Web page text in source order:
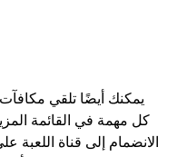
يمكنك أيضًا تلقي مكافآت
كل مهمة في القائمة المزيد
إلى قناة اللعبة على